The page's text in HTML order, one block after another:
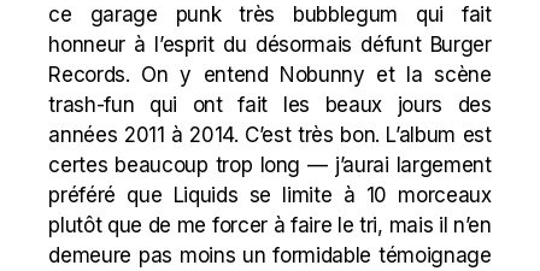
ce garage punk très bubblegum qui fait
honneur à l’esprit du désormais défunt Burger
Records. On y entend Nobunny et la scène
trash-fun qui ont fait les beaux jours des
années 2011 à 2014. C’est très bon. L’album est
certes beaucoup trop long — j’aurai largement
préféré que Liquids se limite à 10 morceaux
plutôt que de me forcer à faire le tri, mais il n’en
demeure pas moins un formidable témoignage